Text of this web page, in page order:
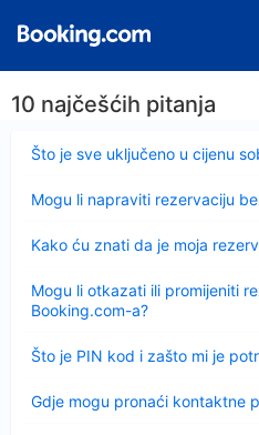
10 najčešćih pitanja
Što je sve uključeno u cijenu
Sažeto
Mogu li napraviti rezervaciju
Kako ću znati da je moja
Mogu li otkazati ili promijeniti
Booking.com-a?
Što je PIN kod i zašto mi je
Sažeto
Gdje mogu pronaći kontaktne